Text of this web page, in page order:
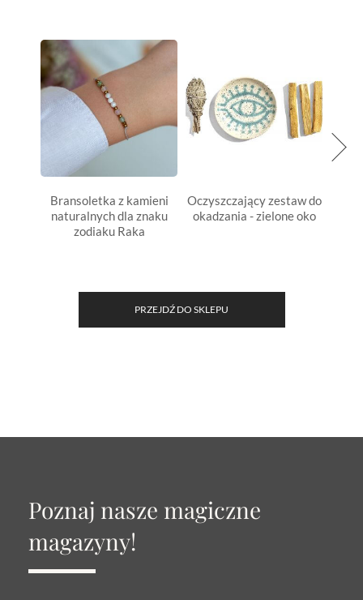
Bransoletka z kamieni
naturalnych dla znaku
zodiaku Raka
Oczyszczający zestaw do
okadzania - zielone oko
PRZEJDŹ DO SKLEPU
Poznaj nasze magiczne
magazyny!